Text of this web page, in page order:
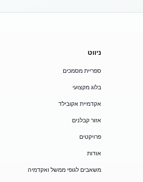
ניווט
ספריית מסמכים
בלוג מקצועי
אקדמיית אקובילד
אזור קבלנים
פרויקטים
אודות
משאבים לגופי ממשל ואקדמיה